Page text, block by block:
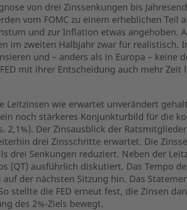
von drei Zinssenkungen bis
vom FOMC zu einem erheblichen Teil
und zur Inflation etwas angehoben.
im zweiten Halbjahr zwar für realistisch.
und – anders als in Europa – keine
mit ihrer Entscheidung auch mehr Zeit
Leitzinsen wie erwartet unverändert
noch stärkeres Konjunkturbild für die
2,1%). Der Zinsausblick der
drei Zinsschritte erwartet. Die
drei Senkungen reduziert. Neben der
(QT) ausführlich diskutiert. Das Tempo
der nächsten Sitzung hin. Das
stellte die FED erneut fest, die Zinsen
des 2%-Ziels bewegt.